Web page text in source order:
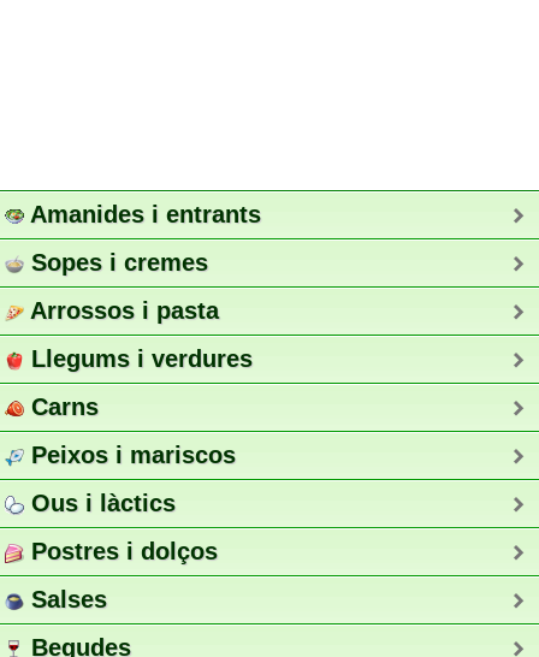
Amanides i entrants
Sopes i cremes
Arrossos i pasta
Llegums i verdures
Carns
Peixos i mariscos
Ous i làctics
Postres i dolços
Salses
Begudes